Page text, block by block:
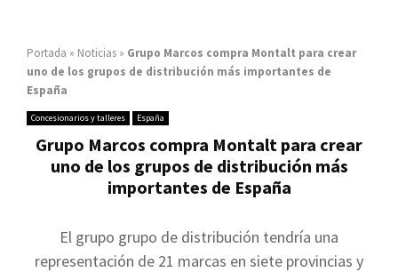
Portada » Noticias » Grupo Marcos compra Montalt para crear
uno de los grupos de distribución más importantes de
España
Concesionarios y talleres España
Grupo Marcos compra Montalt para crear
uno de los grupos de distribución más
importantes de España
El grupo grupo de distribución tendría una
representación de 21 marcas en siete provincias y